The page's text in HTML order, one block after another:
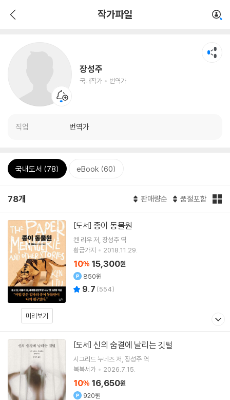
작가파일
장성주
국내작가 번역가
직업 번역가
국내도서 (78) eBook (60)
78개 판매량순 품절포함
미리보기
[도서] 종이 동물원
켄 리우저 장성주 역
황금가지
2018.11.29.
10% 15,300원
850원
9.7 (554)
[도서] 신의 숨결에 날리는 깃털
시그리드 누네즈저 장성주 역
복복서가
2026.7.15.
10% 16,650원
920원